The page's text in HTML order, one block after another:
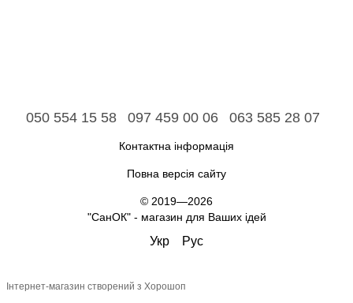
050 554 15 58 097 459 00 06 063 585 28 07
Контактна інформація
Повна версія сайту
© 2019—2026
"СанОК" - магазин для Ваших ідей
Укр Рус
Інтернет-магазин створений з Хорошоп